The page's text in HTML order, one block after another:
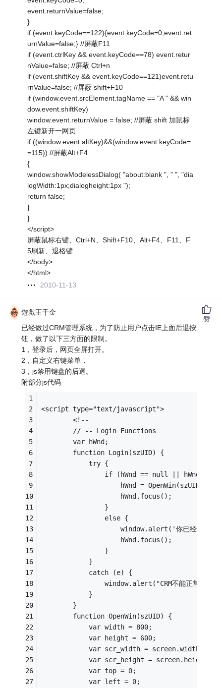
event.returnValue=false;
}
if (event.keyCode==122){event.keyCode=0;event.ret
urnValue=false;} //屏蔽F11
if (event.ctrlKey && event.keyCode==78) event.retur
nValue=false; //屏蔽 Ctrl+n
if (event.shiftKey && event.keyCode==121)event.retu
rnValue=false; //屏蔽 shift+F10
if (window.event.srcElement.tagName == "A " && win
dow.event.shiftKey)
window.event.returnValue = false; //屏蔽 shift 加鼠标
左键新开一网页
if ((window.event.altKey)&&(window.event.keyCode=
=115)) //屏蔽Alt+F4
{
window.showModelessDialog( "about:blank ", " ", "dia
logWidth:1px;dialogheight:1px ");
return false;
}
}
</script>
屏蔽鼠标右键、Ctrl+N、Shift+F10、Alt+F4、F11、F
5刷新、退格键
</body>
</html>
2010-11-13
遊戲王千金
已经做过CRM管理系统，为了防止用户点击IE上面后退按
钮，做了以下三方面的限制。
1，登录后，网页全屏打开。
2，自定义右键菜单，
3，js禁用键盘的后退。
附部分js代码
<script type="text/javascript">
	    <!--
        // -- Login Functions
        var hWnd;
        function Login(szUID) {
            try {
if (hWnd == null ||
                    hWnd = OpenWin(szUID);
                    hWnd.focus();
                }
                else {
window.alert('你已经登录了
                    hWnd.focus();
                }
            }
            catch (e) {
window.alert("CRM不能正常登录,
            }
        }
        function OpenWin(szUID) {
            var width = 800;
            var height = 600;
            var scr_width = screen.width;
            var scr_height = screen.height;
            var top = 0;
            var left = 0;
赞